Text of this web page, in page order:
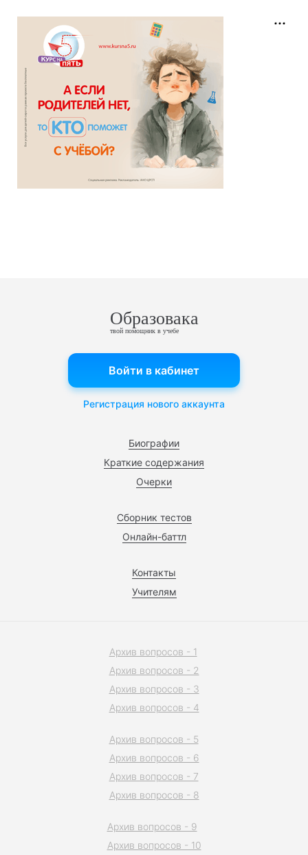
Образовака
твой помощник в учебе
Биографии
Краткие содержания
Очерки
Сборник тестов
Онлайн-баттл
Контакты
Учителям
Войти в кабинет
Регистрация нового аккаунта
Архив вопросов - 1
Архив вопросов - 2
Архив вопросов - 3
Архив вопросов - 4
Архив вопросов - 5
Архив вопросов - 6
Архив вопросов - 7
Архив вопросов - 8
Архив вопросов - 9
Архив вопросов - 10